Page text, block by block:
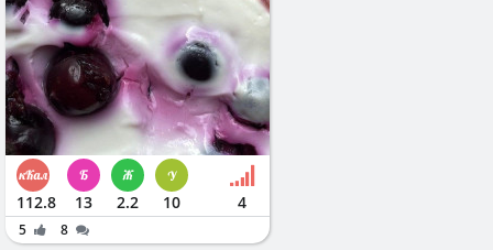
112.8 13 2.2 10 4
5 8